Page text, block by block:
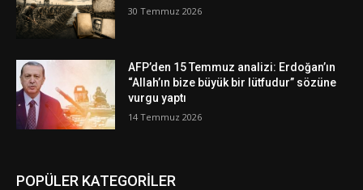
30 Temmuz 2026
AFP’den 15 Temmuz analizi: Erdoğan’ın
“Allah’ın bize büyük bir lütfudur” sözüne
vurgu yaptı
14 Temmuz 2026
POPÜLER KATEGORİLER